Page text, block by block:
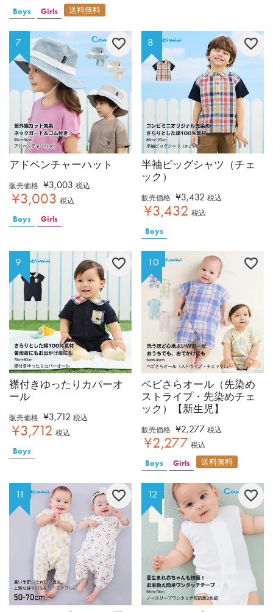
Boys Girls 送料無料
アドベンチャーハット
Boys Girls
販売価格 ¥3,003 税込
¥3,003 税込
半袖ビッグシャツ（チェ
ック）
Boys
販売価格 ¥3,432 税込
¥3,432 税込
襟付きゆったりカバーオ
ール
Boys
販売価格 ¥3,712 税込
¥3,712 税込
ベビさらオール（先染め
ストライプ・先染めチェ
ック）【新生児】
Boys Girls 送料無料
販売価格 ¥2,277 税込
¥2,277 税込